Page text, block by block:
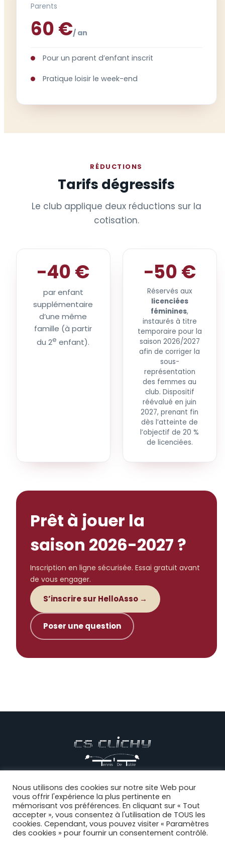
Parents
60 €/ an
Pour un parent d’enfant inscrit
Pratique loisir le week-end
RÉDUCTIONS
Tarifs dégressifs
Le club applique deux réductions sur la
cotisation.
−40 €
par enfant
supplémentaire
d’une même
famille (à partir
du 2e enfant).
−50 €
Réservés aux
licenciées
féminines,
instaurés à titre
temporaire pour la
saison 2026/2027
afin de corriger la
sous-
représentation
des femmes au
club. Dispositif
réévalué en juin
2027, prenant fin
dès l’atteinte de
l’objectif de 20 %
de licenciées.
Prêt à jouer la
saison 2026-2027 ?
Inscription en ligne sécurisée. Essai gratuit avant
de vous engager.
S’inscrire sur HelloAsso →
Poser une question
© CS CLICHY Tennis de Table, Tous droits réservés | Mentions
légales|CGV|Politique de confidentialité|Règlement intérieur
Connexion
Nous utilisons des cookies sur notre site Web pour
vous offrir l'expérience la plus pertinente en
mémorisant vos préférences. En cliquant sur « Tout
accepter », vous consentez à l'utilisation de TOUS les
cookies. Cependant, vous pouvez visiter « Paramètres
des cookies » pour fournir un consentement contrôlé.